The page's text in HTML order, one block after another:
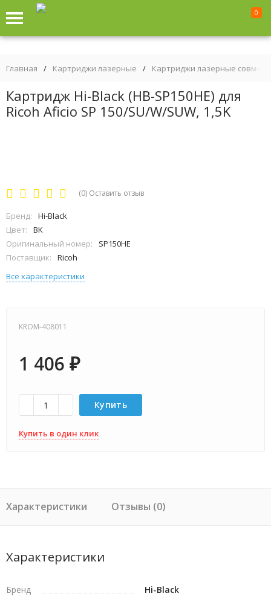
0
Главная / Картриджи лазерные / Картриджи лазерные
Картридж Hi-Black (HB-SP150HE) для
Ricoh Aficio SP 150/SU/W/SUW, 1,5K
(0) Оставить отзыв
Бренд:
Hi-Black
Цвет:
BK
Оригинальный номер:
SP150HE
Поставщик:
Ricoh
Все характеристики
KROM-408011
1 406 ₽
Купить
Купить в один клик
Характеристики Отзывы (0)
Характеристики
Бренд Hi-Black